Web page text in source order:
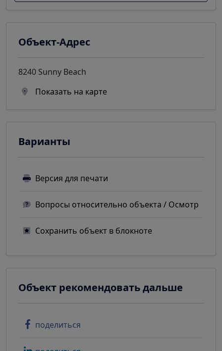
Объект-Адрес
8240 Sunny Beach
Показать на карте
Варианты
Версия для печати
Вопросы относительно объекта / Осмотр
Сохранить объект в блокноте
Объект рекомендовать дальше
поделиться